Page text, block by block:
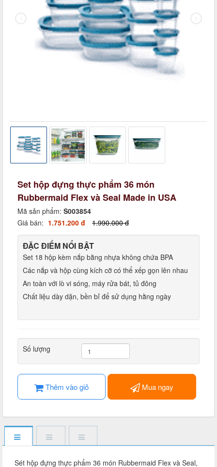
Set hộp đựng thực phẩm 36 món
Rubbermaid Flex và Seal Made in USA
Mã sản phẩm: S003854
Giá bán: 1.751.200 đ 1.990.000 đ
ĐẶC ĐIỂM NỔI BẬT
Set 18 hộp kèm nắp bằng nhựa không chứa BPA
Các nắp và hộp cùng kích cỡ có thể xếp gọn lên nhau
An toàn với lò vi sóng, máy rửa bát, tủ đông
Chất liệu dày dặn, bền bỉ để sử dụng hằng ngày
Số lượng
Thêm vào giỏ Mua ngay
Sét hộp đựng thực phẩm 36 món Rubbermaid Flex và Seal,